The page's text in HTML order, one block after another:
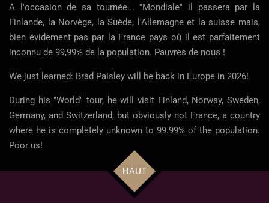
A l'occasion de sa tournée... ''Mondiale'' il passera par la
Finlande, la Norvège, la Suède, l'Allemagne et la suisse mais,
bien évidement pas par la France pays où il est parfaitement
inconnu de 99,99% de la population. Pauvres de nous !
We just learned: Brad Paisley will be back in Europe in 2026!
During his "World" tour, he will visit Finland, Norway, Sweden,
Germany, and Switzerland, but obviously not France, a country
where he is completely unknown to 99.99% of the population.
Poor us!
HAUT